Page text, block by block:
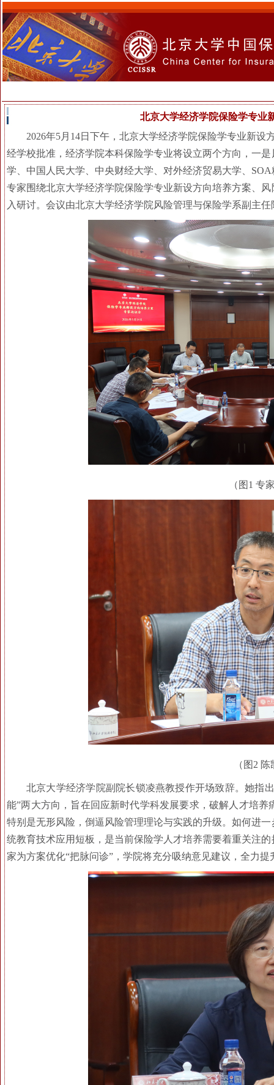
北京大学经济学院保险学专业
2026年5月14日下午，北京大学经济学院保险学专业新
经学校批准，经济学院本科保险学专业将设立两个方向，一
学、中国人民大学、中央财经大学、对外经济贸易大学、
专家围绕北京大学经济学院保险学专业新设方向培养方案、
入研讨。会议由北京大学经济学院风险管理与保险学系副主任
（图1 专
（图2
北京大学经济学院副院长锁凌燕教授作开场致辞。她指
能”两大方向，旨在回应新时代学科发展要求，破解人才培
特别是无形风险，倒逼风险管理理论与实践的升级。如何进
统教育技术应用短板，是当前保险学人才培养需要着重关注
家为方案优化“把脉问诊”，学院将充分吸纳意见建议，全力